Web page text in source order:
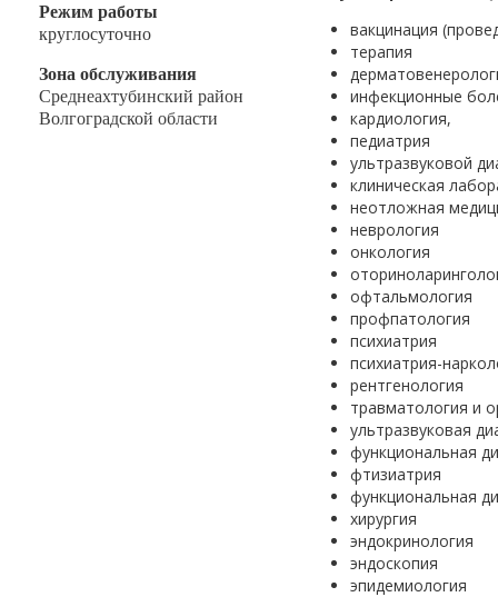
Режим работы
круглосуточно
Зона обслуживания
Среднеахтубинский район
Волгоградской области
вакцинация
терапия
инфекционные
кардиология,
педиатрия
ультразвуковой
клиническая
неотложная
неврология
онкология
офтальмология
профпатология
психиатрия
психиатрия-
рентгенология
травматология и
ультразвуковая
функциональная
фтизиатрия
функциональная
хирургия
эндокринология
эндоскопия
эпидемиология